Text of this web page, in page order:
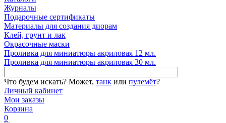
Журналы
Подарочные сертификаты
Материалы для создания диорам
Клей, грунт и лак
Окрасочные маски
Проливка для миниатюры акриловая 12 мл.
Проливка для миниатюры акриловая 30 мл.
Что будем искать? Может, танк или пулемёт?
Личный кабинет
Мои заказы
Корзина
0